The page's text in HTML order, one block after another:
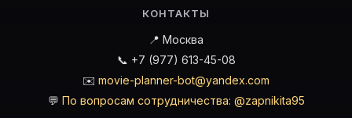
КОНТАКТЫ
📍 Москва
📞 +7 (977) 613-45-08
✉️ movie-planner-bot@yandex.com
💬 По вопросам сотрудничества: @zapnikita95